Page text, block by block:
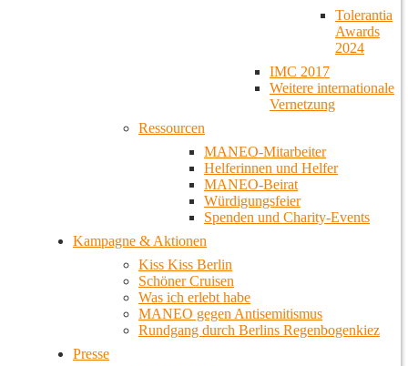
Tolerantia
Awards
2024
IMC 2017
Weitere internationale
Vernetzung
Ressourcen
MANEO-Mitarbeiter
Helferinnen und Helfer
MANEO-Beirat
Würdigungsfeier
Spenden und Charity-Events
Kampagne & Aktionen
Kiss Kiss Berlin
Schöner Cruisen
Was ich erlebt habe
MANEO gegen Antisemitismus
Rundgang durch Berlins Regenbogenkiez
Presse